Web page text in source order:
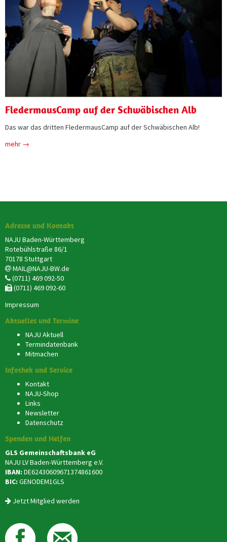
FledermausCamp auf der Schwäbischen Alb
Das war das dritten FledermausCamp auf der Schwäbischen Alb!
mehr →
Adresse und Kontakt
NAJU Baden-Württemberg
Rotebühlstraße 86/1
70178 Stuttgart
MAIL@NAJU-BW.de
(0711) 469 092-50
(0711) 469 092-60
Impressum
Aktuelles und Termine
NAJU Aktuell
Termindatenbank
Mitmachen
Infothek und Service
Kontakt
NAJU-Shop
Links
Newsletter
Datenschutz
Spenden und Helfen
GLS Gemeinschaftsbank eG
NAJU LV Baden-Württemberg e.V.
IBAN: DE62430609671374861600
BIC: GENODEM1GLS
Jetzt Mitglied werden